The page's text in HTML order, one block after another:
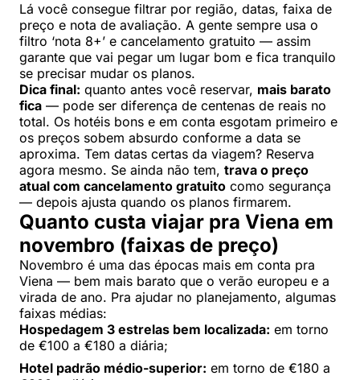
Lá você consegue filtrar por região, datas, faixa de
preço e nota de avaliação. A gente sempre usa o
filtro ‘nota 8+’ e cancelamento gratuito — assim
garante que vai pegar um lugar bom e fica tranquilo
se precisar mudar os planos.
Dica final: quanto antes você reservar, mais barato
fica — pode ser diferença de centenas de reais no
total. Os hotéis bons e em conta esgotam primeiro e
os preços sobem absurdo conforme a data se
aproxima. Tem datas certas da viagem? Reserva
agora mesmo. Se ainda não tem, trava o preço
atual com cancelamento gratuito como segurança
— depois ajusta quando os planos firmarem.
Quanto custa viajar pra Viena em
novembro (faixas de preço)
Novembro é uma das épocas mais em conta pra
Viena — bem mais barato que o verão europeu e a
virada de ano. Pra ajudar no planejamento, algumas
faixas médias:
Hospedagem 3 estrelas bem localizada: em torno
de €100 a €180 a diária;
Hotel padrão médio-superior: em torno de €180 a